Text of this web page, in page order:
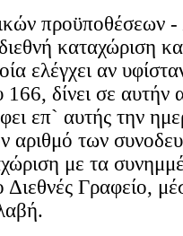
προϋποθέσεων -
καταχώριση
ελέγχει αν
δίνει σε αυτήν
επ` αυτής την
αριθμό των
με τα
Διεθνές Γραφείο,